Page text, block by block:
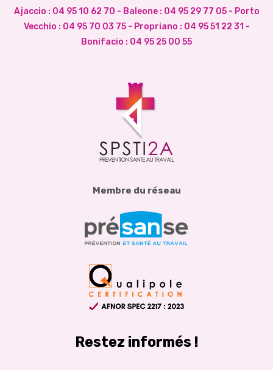
Ajaccio : 04 95 10 62 70 - Baleone : 04 95 29 77 05- Porto
Vecchio : 04 95 70 03 75- Propriano : 04 95 51 22 31 -
Bonifacio : 04 95 25 00 55
Membre du réseau
Restez informés !